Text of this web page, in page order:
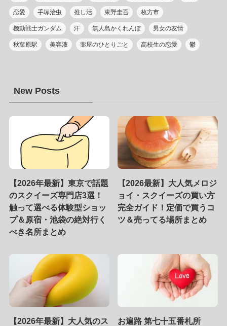
恋愛 手塚治虫 推し活 東野圭吾 枚方市
機動戦士ガンダム 汗 無人島かくれんぼ 男女の友情
秋葉原駅 美容液 薬屋のひとりごと 高校生の恋愛 鬱
New Posts
【2026年最新】東京で話題
のスクイーズ専門店3選！
触って選べる体験型ショッ
プ＆原宿・池袋の絶対行く
べき名所まとめ
【2026最新】大人気メロジ
ョイ・スクイーズの買い方
完全ガイド！定価で買うコ
ツ＆売ってる場所まとめ
【2026年最新】大人気のス
お遍路 第七十五番札所